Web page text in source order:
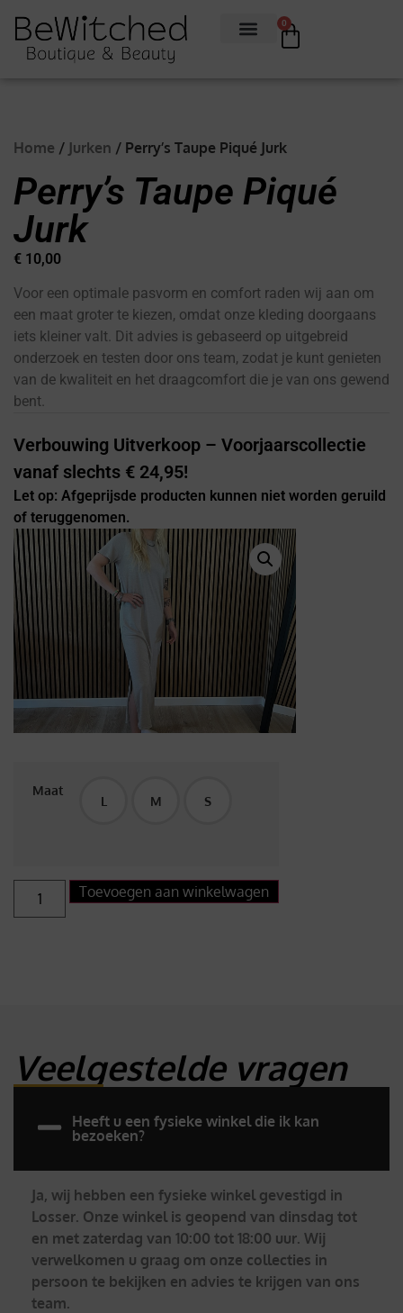
0
Home / Jurken / Perry’s Taupe Piqué Jurk
Perry’s Taupe Piqué
Jurk
€ 10,00
Voor een optimale pasvorm en comfort raden wij aan om
een maat groter te kiezen, omdat onze kleding doorgaans
iets kleiner valt. Dit advies is gebaseerd op uitgebreid
onderzoek en testen door ons team, zodat je kunt genieten
van de kwaliteit en het draagcomfort die je van ons gewend
bent.
Verbouwing Uitverkoop – Voorjaarscollectie
vanaf slechts € 24,95!
Let op: Afgeprijsde producten kunnen niet worden geruild
of teruggenomen.
Maat
L M S
Toevoegen aan winkelwagen
Veelgestelde vragen
Heeft u een fysieke winkel die ik kan
bezoeken?
Ja, wij hebben een fysieke winkel gevestigd in
Losser. Onze winkel is geopend van dinsdag tot
en met zaterdag van 10:00 tot 18:00 uur. Wij
verwelkomen u graag om onze collecties in
persoon te bekijken en advies te krijgen van ons
team.